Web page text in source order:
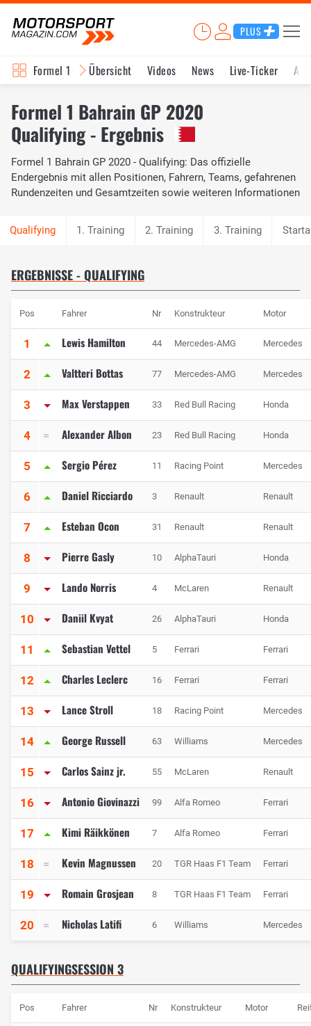
PLUS
Formel 1 Übersicht Videos News Live-Ticker
Formel 1 Bahrain GP 2020
Qualifying - Ergebnis
Formel 1 Bahrain GP 2020 - Qualifying: Das offizielle
Endergebnis mit allen Positionen, Fahrern, Teams, gefahrenen
Rundenzeiten und Gesamtzeiten sowie weiteren Informationen
1. Training 2. Training 3. Training
ERGEBNISSE - QUALIFYING
Pos Fahrer Nr Konstrukteur Motor
1 Lewis Hamilton 44 Mercedes-AMG Mercedes
2 Valtteri Bottas 77 Mercedes-AMG Mercedes
3 Max Verstappen 33 Red Bull Racing Honda
4 Alexander Albon 23 Red Bull Racing Honda
5 Sergio Pérez 11 Racing Point Mercedes
6 Daniel Ricciardo 3 Renault Renault
7 Esteban Ocon 31 Renault Renault
8 Pierre Gasly 10 AlphaTauri Honda
9 Lando Norris 4 McLaren Renault
10 Daniil Kvyat 26 AlphaTauri Honda
11 Sebastian Vettel 5 Ferrari Ferrari
12 Charles Leclerc 16 Ferrari Ferrari
13 Lance Stroll 18 Racing Point Mercedes
14 George Russell 63 Williams Mercedes
15 Carlos Sainz jr. 55 McLaren Renault
16 Antonio Giovinazzi 99 Alfa Romeo Ferrari
17 Kimi Räikkönen 7 Alfa Romeo Ferrari
18 Kevin Magnussen 20 TGR Haas F1 Team Ferrari
19 Romain Grosjean 8 TGR Haas F1 Team Ferrari
20 Nicholas Latifi 6 Williams Mercedes
QUALIFYINGSESSION 3
Pos Fahrer Nr Konstrukteur Motor